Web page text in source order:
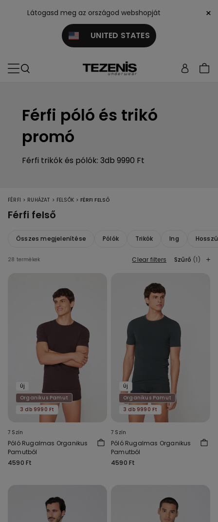
Látogasd meg az országod webshopját
UNITED STATES
×
Férfi póló és trikó
promó
Férfi trikók és pólók: 3db 9990 Ft
FÉRFI > RUHÁZAT > FELSŐK > FÉRFI FELSŐ
Férfi felső
Összes megjelenítése Pólók Trikók Ing
28 termékek Clear filters Szűrő (1)
Új
Organikus Pamut
3 db 9990 Ft
7 Szín
Póló Rugalmas Organikus
Pamutból
4590 Ft
Új
Organikus Pamut
3 db 9990 Ft
7 Szín
Póló Rugalmas Organikus
Pamutból
4590 Ft